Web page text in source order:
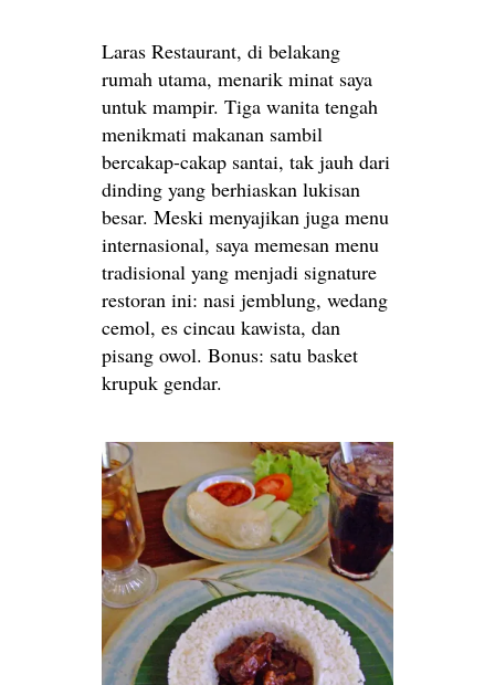
Laras Restaurant, di belakang
rumah utama, menarik minat saya
untuk mampir. Tiga wanita tengah
menikmati makanan sambil
bercakap-cakap santai, tak jauh dari
dinding yang berhiaskan lukisan
besar. Meski menyajikan juga menu
internasional, saya memesan menu
tradisional yang menjadi signature
restoran ini: nasi jemblung, wedang
cemol, es cincau kawista, dan
pisang owol. Bonus: satu basket
krupuk gendar.